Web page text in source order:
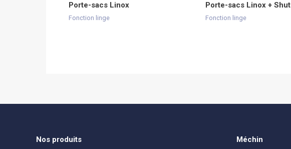
Porte-sacs Linox
Fonction linge
Porte-sacs Linox + Shut
Fonction linge
Nos produits Méchin